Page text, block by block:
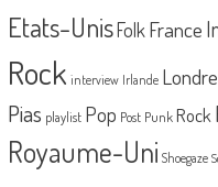
Etats-UnisFolk France
Rock interview Irlande
Pias playlist Pop Post Punk Rock
Royaume-Uni Shoegaze